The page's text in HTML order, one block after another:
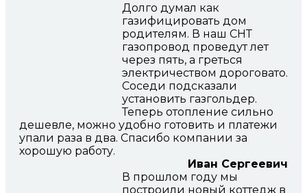
Долго думал как
газифицировать дом
родителям. В наш СНТ
газопровод проведут лет
через пять, а греться
электричеством дороговато.
Соседи подсказали
установить газгольдер.
Теперь отопление сильно
дешевле, можно удобно готовить и платежи
упали раза в два. Спасибо компании за
хорошую работу.
Иван Сергеевич
В прошлом году мы
построили новый коттедж в